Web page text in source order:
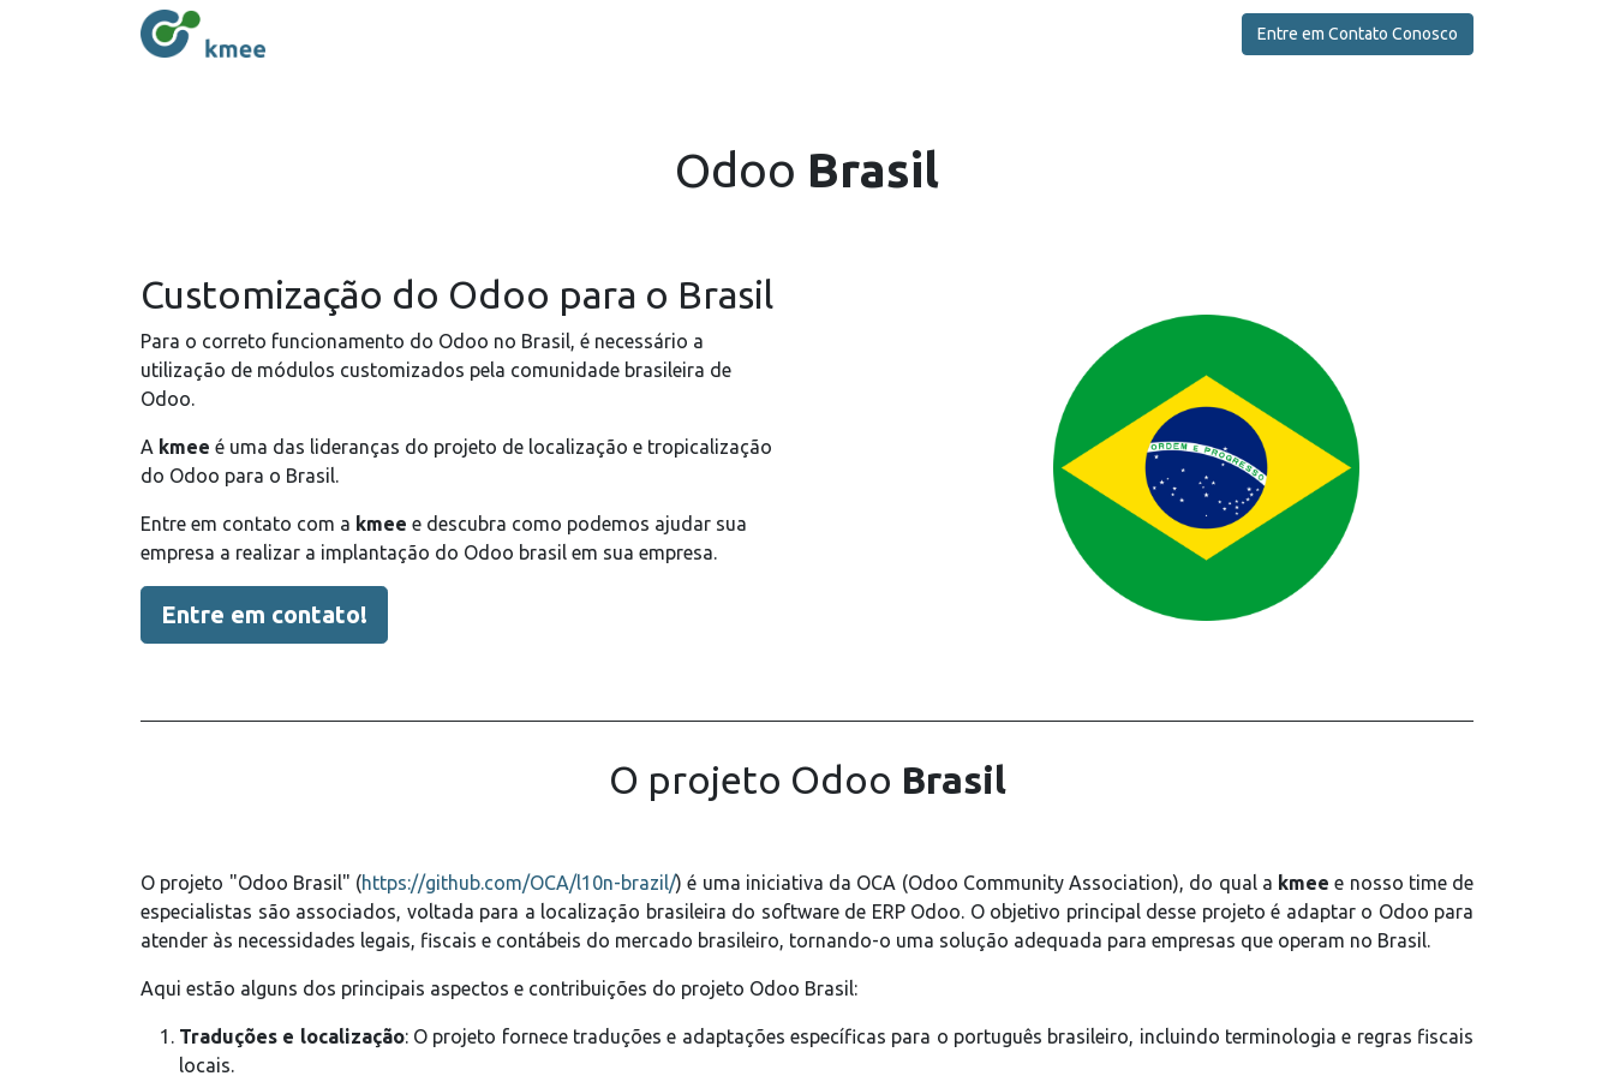
Entre em Contato Conosco
Odoo Brasil
Customização do Odoo para o Brasil
Para o correto funcionamento do Odoo no Brasil, é necessário a
utilização de módulos customizados pela comunidade brasileira de
Odoo.
A kmee é uma das lideranças do projeto de localização e tropicalização
do Odoo para o Brasil.
Entre em contato com a kmee e descubra como podemos ajudar sua
empresa a realizar a implantação do Odoo brasil em sua empresa.
Entre em contato!
O projeto Odoo Brasil
O projeto "Odoo Brasil" (https://github.com/OCA/l10n-brazil/) é uma iniciativa da OCA (Odoo Community Association), do qual a kmee e nosso time de
especialistas são associados, voltada para a localização brasileira do software de ERP Odoo. O objetivo principal desse projeto é adaptar o Odoo para
atender às necessidades legais, fiscais e contábeis do mercado brasileiro, tornando-o uma solução adequada para empresas que operam no Brasil.
Aqui estão alguns dos principais aspectos e contribuições do projeto Odoo Brasil:
Traduções e localização: O projeto fornece traduções e adaptações específicas para o português brasileiro, incluindo terminologia e regras fiscais
locais.